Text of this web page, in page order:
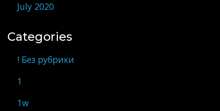
July 2020
Categories
! Без рубрики
1
1w